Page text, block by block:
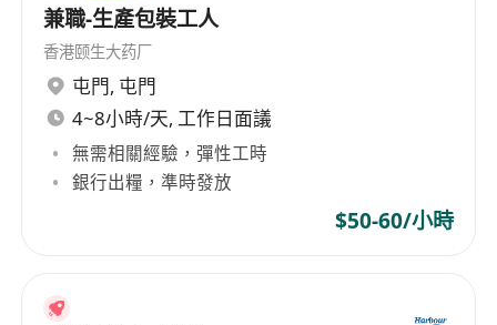
廠房招聘日
日期：5月 13日至15日(星期三至五)
地點︰大埔工業邨大富街14號
時間︰09:30 - 17:00 (午膳時間12:30-13:30)
勵行會大型招聘會(淘大)
時間︰11:00 - 17:00
兼職-生產包裝工人
香港颐生大药厂
屯門, 屯門
4~8小時/天, 工作日面議
無需相關經驗，彈性工時
銀行出糧，準時發放
$50-60/小時